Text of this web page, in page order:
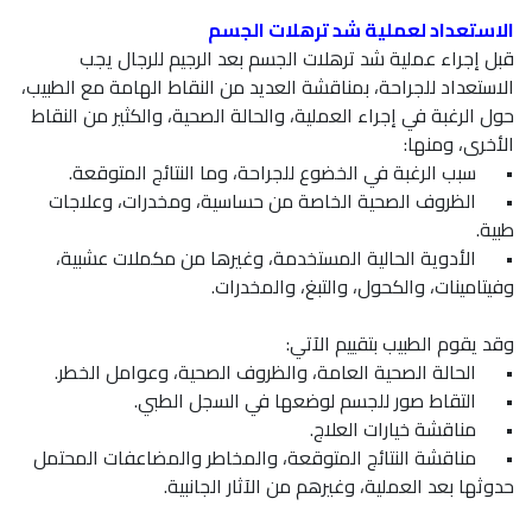
الاستعداد لعملية شد ترهلات الجسم
قبل إجراء عملية شد ترهلات الجسم بعد الرجيم للرجال يجب
الاستعداد للجراحة، بمناقشة العديد من النقاط الهامة مع الطبيب،
حول الرغبة في إجراء العملية، والحالة الصحية، والكثير من النقاط
الأخرى، ومنها:
•
سبب الرغبة في الخضوع للجراحة، وما النتائج المتوقعة.
•
الظروف الصحية الخاصة من حساسية، ومخدرات، وعلاجات
طبية.
•
الأدوية الحالية المستخدمة، وغيرها من مكملات عشبية،
وفيتامينات، والكحول، والتبغ، والمخدرات.
وقد يقوم الطبيب بتقييم الآتي:
•
الحالة الصحية العامة، والظروف الصحية، وعوامل الخطر.
•
التقاط صور للجسم لوضعها في السجل الطبي.
•
مناقشة خيارات العلاج.
•
مناقشة النتائج المتوقعة، والمخاطر والمضاعفات المحتمل
حدوثها بعد العملية، وغيرهم من الآثار الجانبية.